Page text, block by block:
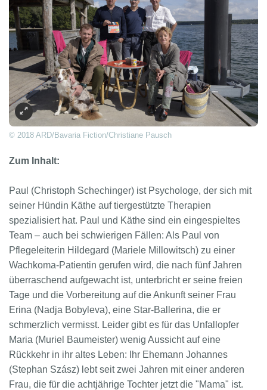
© 2018 ARD/Bavaria Fiction/Christiane Pausch
Zum Inhalt:
Paul (Christoph Schechinger) ist Psychologe, der sich mit
seiner Hündin Käthe auf tiergestützte Therapien
spezialisiert hat. Paul und Käthe sind ein eingespieltes
Team – auch bei schwierigen Fällen: Als Paul von
Pflegeleiterin Hildegard (Mariele Millowitsch) zu einer
Wachkoma-Patientin gerufen wird, die nach fünf Jahren
überraschend aufgewacht ist, unterbricht er seine freien
Tage und die Vorbereitung auf die Ankunft seiner Frau
Erina (Nadja Bobyleva), eine Star-Ballerina, die er
schmerzlich vermisst. Leider gibt es für das Unfallopfer
Maria (Muriel Baumeister) wenig Aussicht auf eine
Rückkehr in ihr altes Leben: Ihr Ehemann Johannes
(Stephan Szász) lebt seit zwei Jahren mit einer anderen
Frau, die für die achtjährige Tochter jetzt die "Mama" ist.